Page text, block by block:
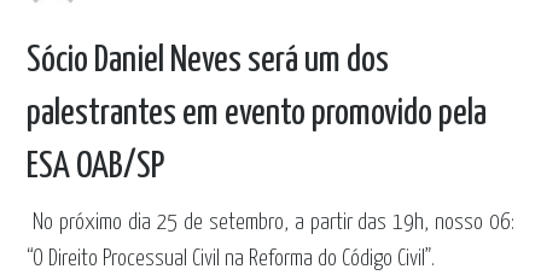
Sócio Daniel Neves será um dos
palestrantes em evento promovido pela
ESA OAB/SP
No próximo dia 25 de setembro, a partir das 19h, nosso 06:
“O Direito Processual Civil na Reforma do Código Civil”.